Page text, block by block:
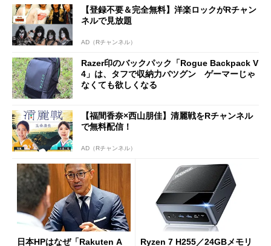
【登録不要＆完全無料】洋楽ロックがRチャン
ネルで見放題
AD（Rチャンネル）
Razer印のバックパック「Rogue Backpack V
4」は、タフで収納力バツグン ゲーマーじゃ
なくても欲しくなる
【福間香奈×西山朋佳】清麗戦をRチャンネル
で無料配信！
AD（Rチャンネル）
日本HPはなぜ「Rakuten A Ryzen 7 H255／24GBメモリ